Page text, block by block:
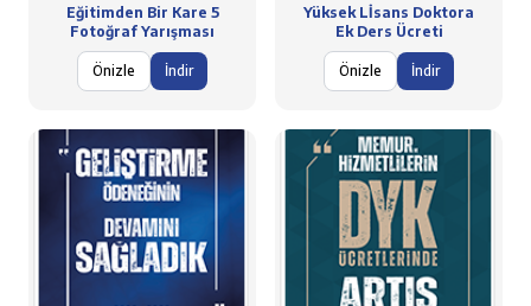
Eğitimden Bir Kare 5
Fotoğraf Yarışması
Önizle İndir
Yüksek Lİsans Doktora
Ek Ders Ücreti
Önizle İndir